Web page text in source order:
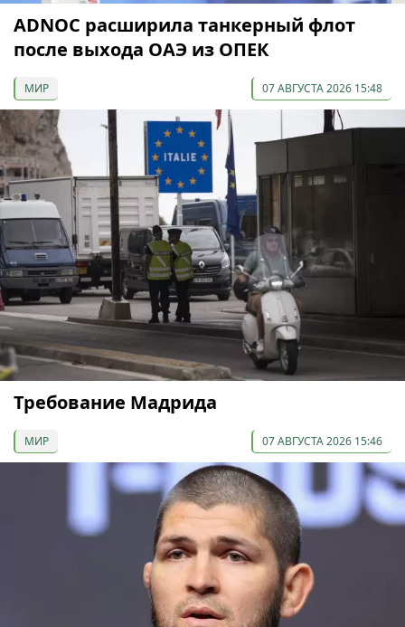
ADNOC расширила танкерный флот
после выхода ОАЭ из ОПЕК
МИР 07 АВГУСТА 2026 15:48
Требование Мадрида
МИР 07 АВГУСТА 2026 15:46